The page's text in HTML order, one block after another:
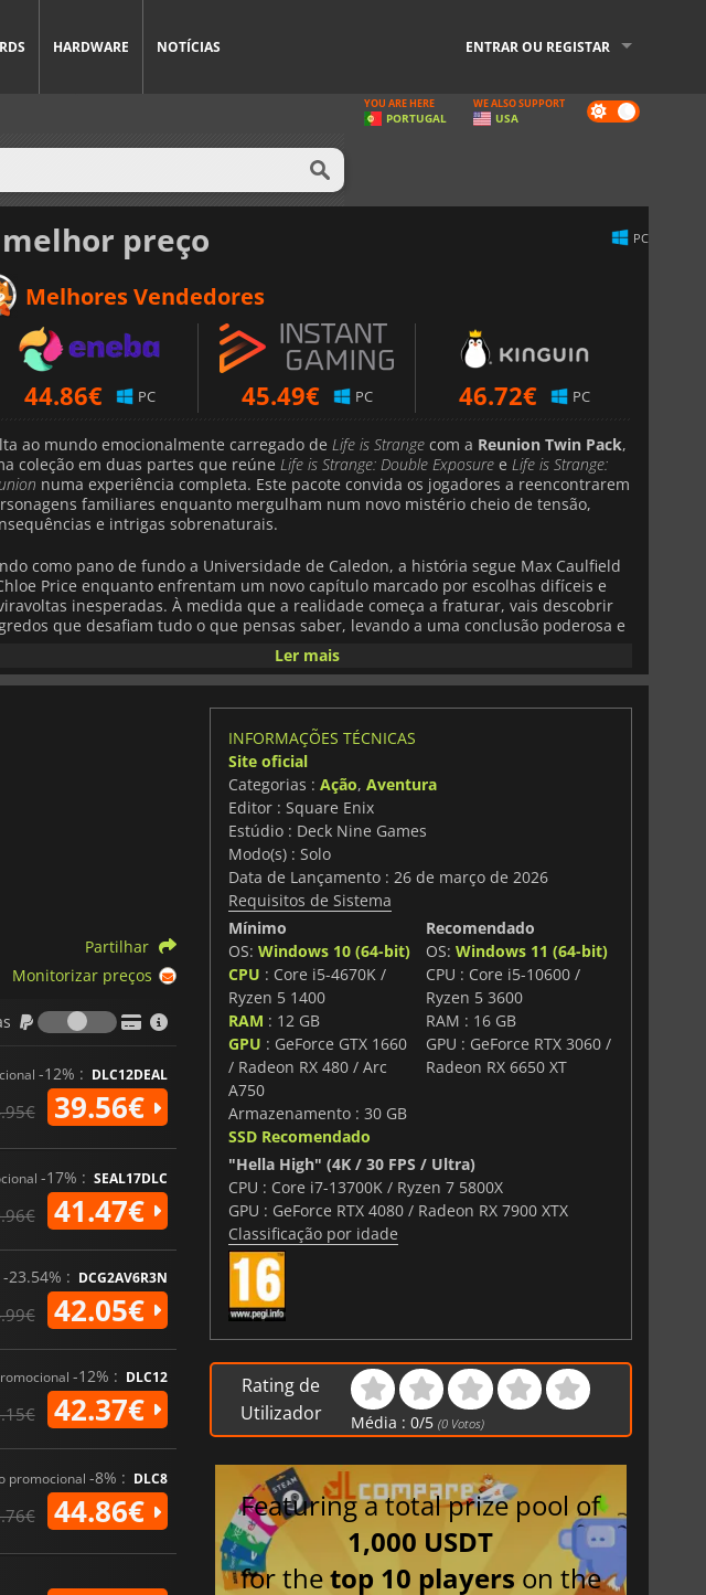
HARDWARE NOTÍCIAS ENTRAR OU REGISTAR
Dark
mode
YOU ARE HERE
PORTUGAL
WE ALSO SUPPORT
USA
preço PC
Melhores Vendedores
44.86€ PC 45.49€ PC 46.72€ PC
ao mundo emocionalmente carregado de Life is Strange com a Reunion Twin Pack,
coleção em duas partes que reúne Life is Strange: Double Exposure e Life is Strange:
numa experiência completa. Este pacote convida os jogadores a reencontrarem
familiares enquanto mergulham num novo mistério cheio de tensão,
e intrigas sobrenaturais.
como pano de fundo a Universidade de Caledon, a história segue Max Caulfield
Price enquanto enfrentam um novo capítulo marcado por escolhas difíceis e
inesperadas. À medida que a realidade começa a fraturar, vais descobrir
que desafiam tudo o que pensas saber, levando a uma conclusão poderosa e
pessoal que reflecte as decisões que tomas ao longo do caminho.
de Max de rebobinar o tempo desempenha mais uma vez um papel
permitindo-te revisitar momentos chave, alterar resultados e explorar
caminhos através da narrativa. Entretanto, a personalidade arrojada de
e a sua mecânica de diálogo afiada proporcionam uma perspetiva contrastante,
profundidade às interações e oferecendo novas formas de influenciar
longo de duas histórias interligadas, navegarás em linhas temporais paralelas,
mistérios em camadas e construirás relações que evoluem com base nas
acções. Cada escolha tem o seu peso, moldando não só o destino das
mas também o tom emocional da própria viagem.
uma banda sonora cuidadosamente selecionada e um enfoque na narrativa que
realismo e sobrenatural, oReunion Twin Packproporciona uma experiência
que permanece contigo muito depois da cena final.
Ler mais
Partilhar
Monitorizar preços
Taxas
-12% : DLC12DEAL
39.56€
-17% : SEAL17DLC
41.47€
-23.54% : DCG2AV6R3N
42.05€
-12% : DLC12
42.37€
promocional -8% : DLC8
44.86€
INFORMAÇÕES TÉCNICAS
Site oficial
Categorias : Ação, Aventura
Editor : Square Enix
Estúdio : Deck Nine Games
Modo(s) : Solo
Data de Lançamento : 26 de março de 2026
Requisitos de Sistema
Mínimo
OS: Windows 10 (64-bit)
CPU : Core i5-4670K /
Ryzen 5 1400
RAM : 12 GB
GPU : GeForce GTX 1660
/ Radeon RX 480 / Arc
A750
Armazenamento : 30 GB
SSD Recomendado
Recomendado
OS:Windows 11 (64-bit)
CPU : Core i5-10600 /
Ryzen 5 3600
RAM : 16 GB
GPU : GeForce RTX 3060 /
Radeon RX 6650 XT
"Hella High" (4K / 30 FPS / Ultra)
CPU : Core i7-13700K / Ryzen 7 5800X
GPU : GeForce RTX 4080 / Radeon RX 7900 XTX
Classificação por idade
Rating de
Utilizador
Média :0/5 (0 Votos)
Featuring a total prize pool of
1,000 USDT
for thetop 10 players on the